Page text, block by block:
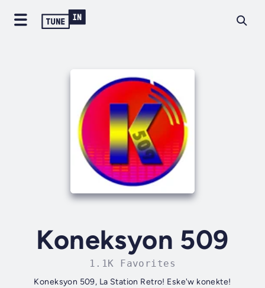
Koneksyon 509
1.1K Favorites
Koneksyon 509, La Station Retro! Eske'w konekte!